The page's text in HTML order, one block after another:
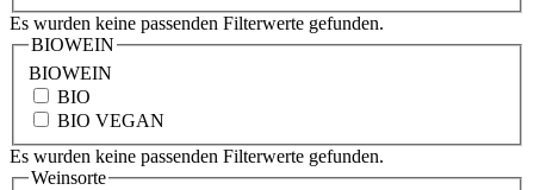
Es wurden keine passenden Filterwerte gefunden.
BIOWEIN
BIOWEIN
BIO
BIO VEGAN
Es wurden keine passenden Filterwerte gefunden.
Weinsorte